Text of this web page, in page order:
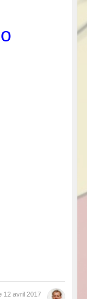
12 avril 2017